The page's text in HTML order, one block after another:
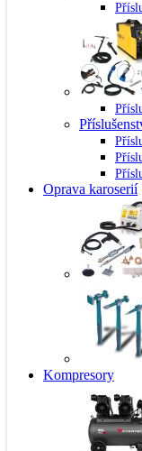
Oprava karoserií
Kompresory